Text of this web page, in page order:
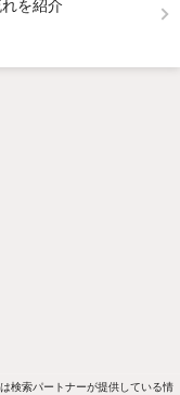
を紹介
検索パートナーが提供している情